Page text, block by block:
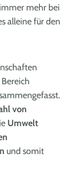
mehr bei
alleine für den
von
Umwelt
und somit